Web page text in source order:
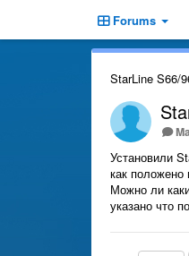
Forums
StarLine S66/
Установили
как положено
Можно ли
указано что